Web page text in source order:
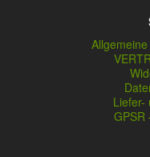
Liefer-
GPSR